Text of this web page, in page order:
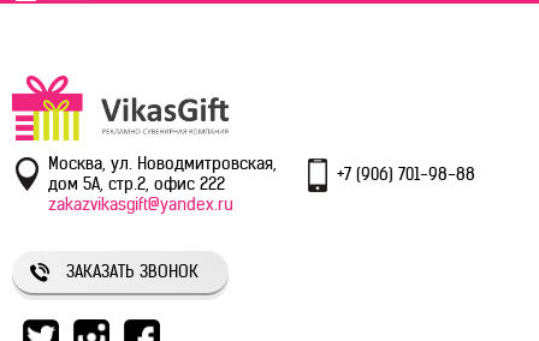
Москва, ул. Новодмитровская,
дом 5А, стр.2, офис 222
+7 (906) 701-98-88
zakazvikasgift@yandex.ru
ЗАКАЗАТЬ ЗВОНОК